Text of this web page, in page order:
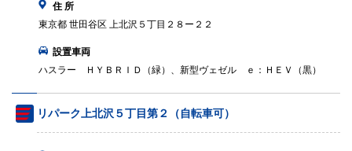
住 所
東京都 世田谷区 上北沢５丁目２８ー２２
設置車両
ハスラー ＨＹＢＲＩＤ（緑）、新型ヴェゼル ｅ：ＨＥＶ（黒）
リパーク上北沢５丁目第２（自転車可）